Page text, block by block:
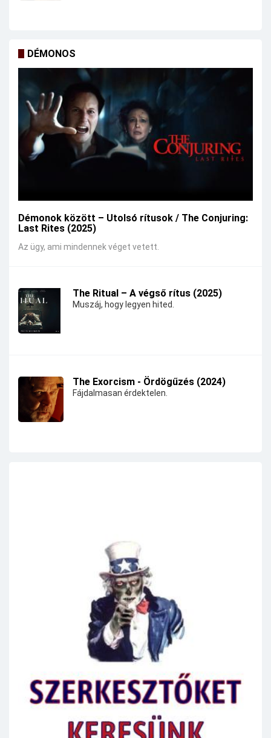
DÉMONOS
Démonok között – Utolsó rítusok / The Conjuring:
Last Rites (2025)
Az ügy, ami mindennek véget vetett.
The Ritual – A végső rítus (2025)
Muszáj, hogy legyen hited.
The Exorcism - Ördögűzés (2024)
Fájdalmasan érdektelen.